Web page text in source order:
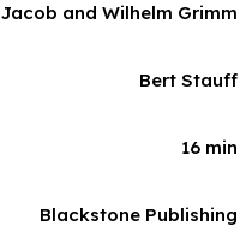
Jacob and Wilhelm Grimm
Bert Stauff
16 min
Blackstone Publishing